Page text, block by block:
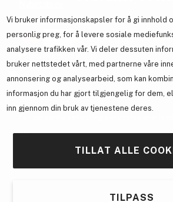
Vi bruker informasjonskapsler for å gi innhold
personlig preg, for å levere sosiale
analysere trafikken vår. Vi deler dessuten
bruker nettstedet vårt, med partnerne våre
annonsering og analysearbeid, som kan
informasjon du har gjort tilgjengelig for dem,
inn gjennom din bruk av tjenestene deres.
TILLAT ALLE
TILPASS
Samarbeid med oss
En del avBrandsdal Group AS
her.